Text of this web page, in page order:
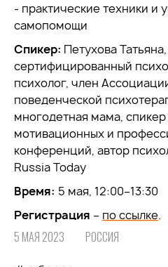
- практические техники и
самопомощи
Спикер: Петухова
сертифицированный
психолог, член
поведенческой
многодетная мама,
мотивационных и
конференций, автор
Russia Today
Время: 5 мая, 12:00–13:30
Регистрация – по ссылке.
5 МАЯ 2023 РОССИЯ